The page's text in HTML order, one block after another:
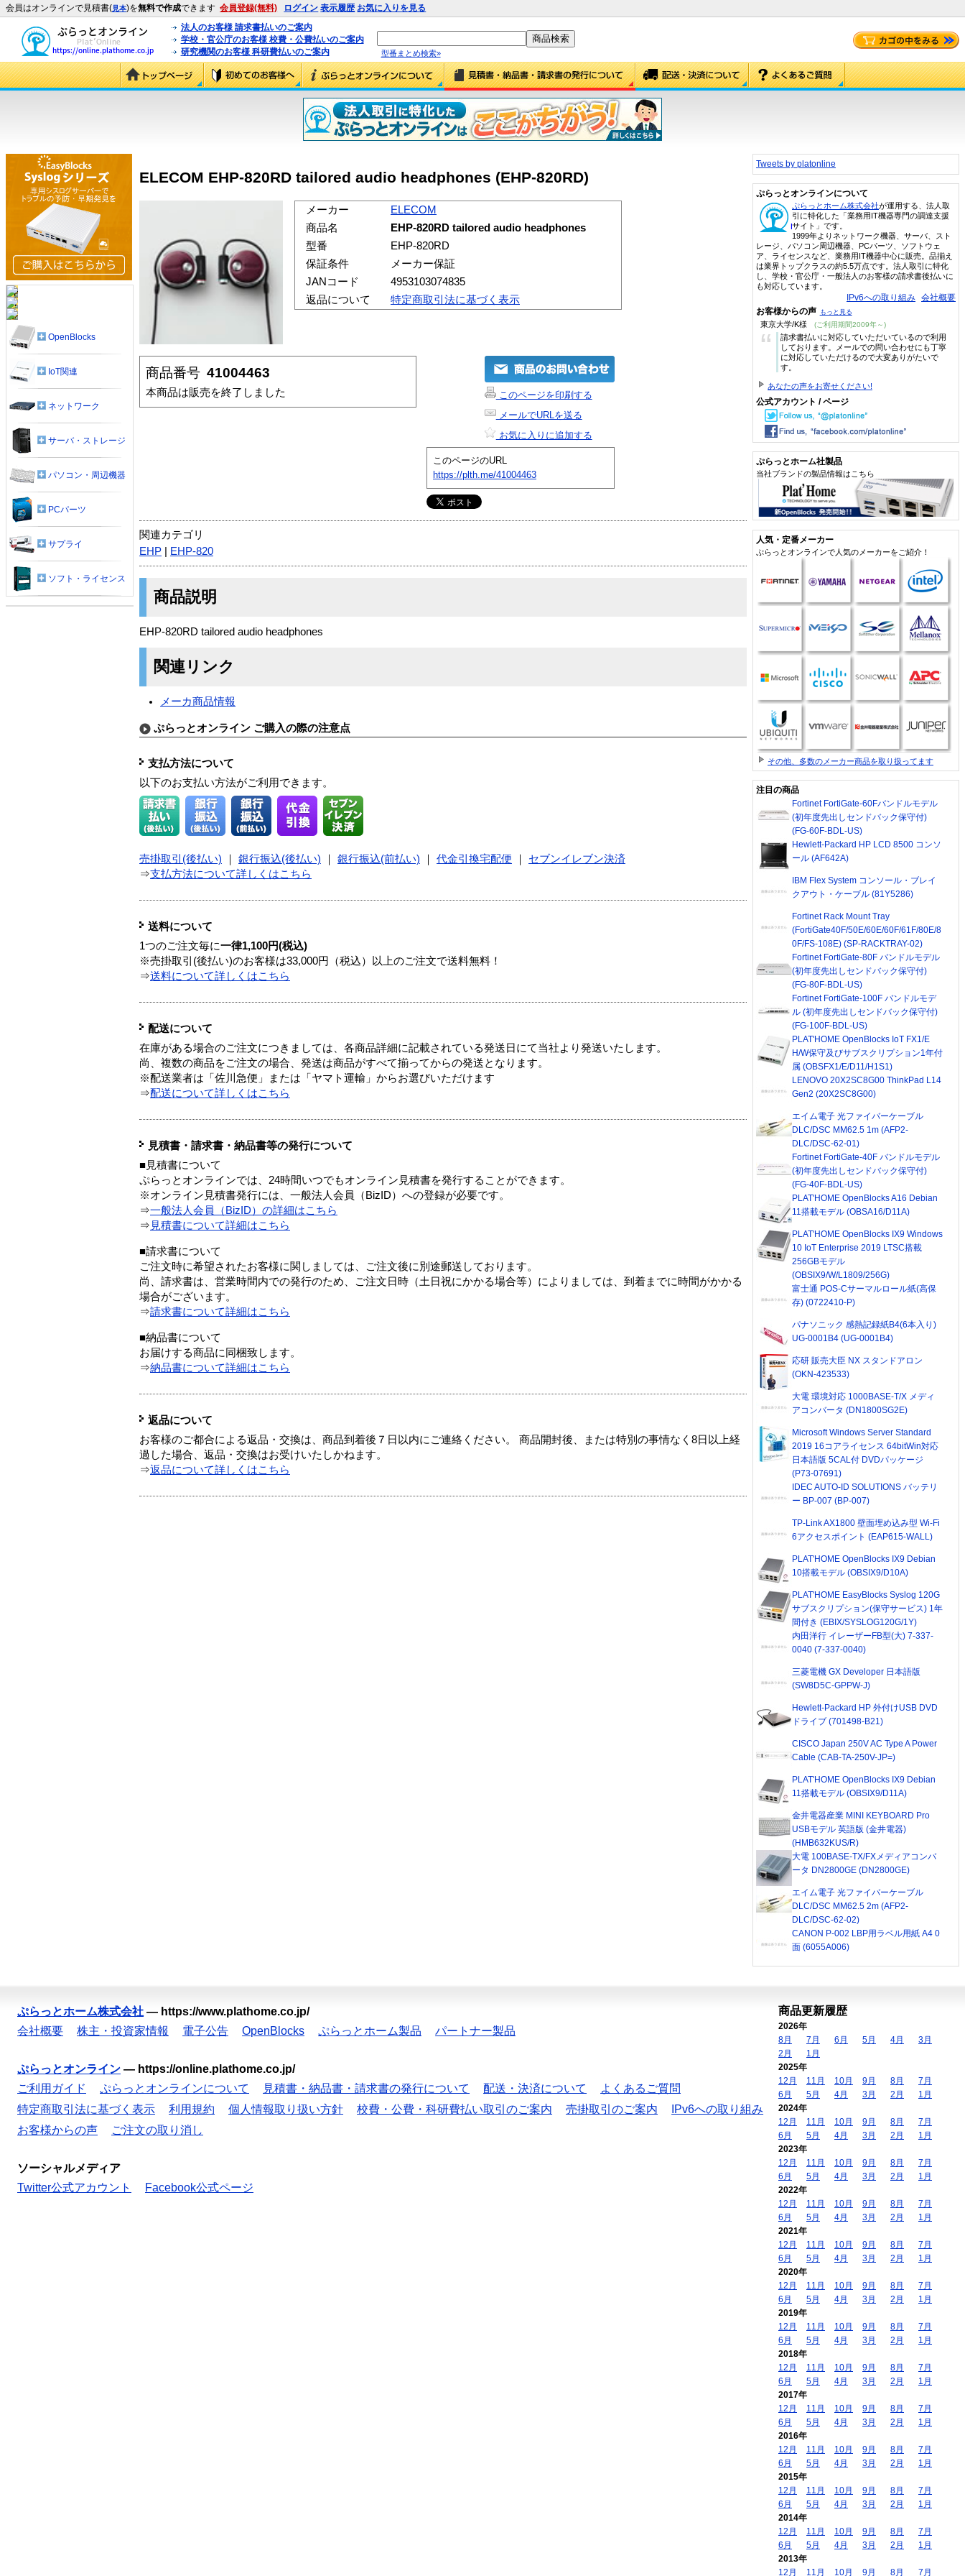
会員はオンラインで見積書(見本)を無料で作成できます 会員登録(無料) ログイン 表示履歴 お気に入りを見る
法人のお客様 請求書払いのご案内
学校・官公庁のお客様 校費・公費払いのご案内
研究機関のお客様 科研費払いのご案内
型番まとめ検索»
ELECOM EHP-820RD tailored audio headphones (EHP-820RD)
メーカー
ELECOM
商品名
EHP-820RD tailored audio headphones
型番
EHP-820RD
保証条件
メーカー保証
JANコード
4953103074835
返品について
特定商取引法に基づく表示
商品番号 41004463
本商品は販売を終了しました
このページを印刷する
メールでURLを送る
お気に入りに追加する
このページのURL
https://plth.me/41004463
関連カテゴリ
EHP
EHP-820
商品説明
EHP-820RD tailored audio headphones
関連リンク
メーカ商品情報
ぷらっとオンライン ご購入の際の注意点
支払方法について
以下のお支払い方法がご利用できます。
売掛取引(後払い) 銀行振込(後払い) 銀行振込(前払い) 代金引換宅配便
セブンイレブン決済
⇒支払方法について詳しくはこちら
送料について
1つのご注文毎に一律1,100円(税込)
※売掛取引(後払い)のお客様は33,000円（税込）以上のご注文で送料無料！
⇒送料について詳しくはこちら
配送について
在庫がある場合のご注文につきましては、各商品詳細に記載されている発送日にて当社より発送いたします。
尚、複数の商品をご注文の場合、発送は商品がすべて揃ってからの発送となります。
※配送業者は「佐川急便」または「ヤマト運輸」からお選びいただけます
⇒配送について詳しくはこちら
見積書・請求書・納品書等の発行について
■見積書について
ぷらっとオンラインでは、24時間いつでもオンライン見積書を発行することができます。
※オンライン見積書発行には、一般法人会員（BizID）への登録が必要です。
⇒一般法人会員（BizID）の詳細はこちら
⇒ 見積書について詳細はこちら
■請求書について
ご注文時に希望されたお客様に関しましては、ご注文後に別途郵送しております。
尚、請求書は、営業時間内での発行のため、ご注文日時（土日祝にかかる場合等）によりましては、到着までに時間がかかる
場合がございます。
⇒請求書について詳細はこちら
■納品書について
お届けする商品に同梱致します。
⇒納品書について詳細はこちら
返品について
お客様のご都合による返品・交換は、商品到着後７日以内にご連絡ください。 商品開封後、または特別の事情なく8日以上経
過した場合、返品・交換はお受けいたしかねます。
⇒返品について詳しくはこちら
OpenBlocks
IoT関連
ネットワーク
サーバ・ストレージ
パソコン・周辺機器
PCパーツ
サプライ
ソフト・ライセンス
Tweets by platonline
ぷらっとオンラインについて
ぷらっとホーム株式会社が運用する、法人取
引に特化した「業務用IT機器専門の調達支援
サイト」です。
1999年よりネットワーク機器、サーバ、スト
レージ、パソコン周辺機器、PCパーツ、ソフトウェ
ア、ライセンスなど、業務用IT機器中心に販売。品揃え
は業界トップクラスの約5.5万点です。法人取引に特化
し、学校・官公庁・一般法人のお客様の請求書後払いに
も対応しています。
IPv6への取り組み 会社概要
お客様からの声 もっと見る
東京大学/K様 (ご利用期間2009年～)
“
請求書払いに対応していただいているので利用
しております。メールでの問い合わせにも丁寧
に対応していただけるので大変ありがたいで
す。
あなたの声をお寄せください!
公式アカウント / ページ
ぷらっとホーム社製品
当社ブランドの製品情報はこちら
人気・定番メーカー
ぷらっとオンラインで人気のメーカーをご紹介！
その他、多数のメーカー商品を取り扱ってます
注目の商品
Fortinet FortiGate-60Fバンドルモデル
(初年度先出しセンドバック保守付)
(FG-60F-BDL-US)
Hewlett-Packard HP LCD 8500 コンソ
ール (AF642A)
IBM Flex System コンソール・ブレイ
クアウト・ケーブル (81Y5286)
Fortinet Rack Mount Tray
(FortiGate40F/50E/60E/60F/61F/80E/8
0F/FS-108E) (SP-RACKTRAY-02)
Fortinet FortiGate-80F バンドルモデル
(初年度先出しセンドバック保守付)
(FG-80F-BDL-US)
Fortinet FortiGate-100F バンドルモデ
ル (初年度先出しセンドバック保守付)
(FG-100F-BDL-US)
PLAT'HOME OpenBlocks IoT FX1/E
H/W保守及びサブスクリプション1年付
属 (OBSFX1/E/D11/H1S1)
LENOVO 20X2SC8G00 ThinkPad L14
Gen2 (20X2SC8G00)
エイム電子 光ファイバーケーブル
DLC/DSC MM62.5 1m (AFP2-
DLC/DSC-62-01)
Fortinet FortiGate-40F バンドルモデル
(初年度先出しセンドバック保守付)
(FG-40F-BDL-US)
PLAT'HOME OpenBlocks A16 Debian
11搭載モデル (OBSA16/D11A)
PLAT'HOME OpenBlocks IX9 Windows
10 IoT Enterprise 2019 LTSC搭載
256GBモデル
(OBSIX9/W/L1809/256G)
富士通 POS-Cサーマルロール紙(高保
存) (0722410-P)
パナソニック 感熱記録紙B4(6本入り)
UG-0001B4 (UG-0001B4)
応研 販売大臣 NX スタンドアロン
(OKN-423533)
大電 環境対応 1000BASE-T/X メディ
アコンバータ (DN1800SG2E)
Microsoft Windows Server Standard
2019 16コアライセンス 64bitWin対応
日本語版 5CAL付 DVDパッケージ
(P73-07691)
IDEC AUTO-ID SOLUTIONS バッテリ
ー BP-007 (BP-007)
TP-Link AX1800 壁面埋め込み型 Wi-Fi
6アクセスポイント (EAP615-WALL)
PLAT'HOME OpenBlocks IX9 Debian
10搭載モデル (OBSIX9/D10A)
PLAT'HOME EasyBlocks Syslog 120G
サブスクリプション(保守サービス) 1年
間付き (EBIX/SYSLOG120G/1Y)
内田洋行 イレーザーFB型(大) 7-337-
0040 (7-337-0040)
三菱電機 GX Developer 日本語版
(SW8D5C-GPPW-J)
Hewlett-Packard HP 外付けUSB DVD
ドライブ (701498-B21)
CISCO Japan 250V AC Type A Power
Cable (CAB-TA-250V-JP=)
PLAT'HOME OpenBlocks IX9 Debian
11搭載モデル (OBSIX9/D11A)
金井電器産業 MINI KEYBOARD Pro
USBモデル 英語版 (金井電器)
(HMB632KUS/R)
大電 100BASE-TX/FXメディアコンバ
ータ DN2800GE (DN2800GE)
エイム電子 光ファイバーケーブル
DLC/DSC MM62.5 2m (AFP2-
DLC/DSC-62-02)
CANON P-002 LBP用ラベル用紙 A4 0
面 (6055A006)
ぷらっとホーム株式会社 — https://www.plathome.co.jp/
会社概要
株主・投資家情報 電子公告 OpenBlocks ぷらっとホーム製品 パートナー製品
ぷらっとオンライン — https://online.plathome.co.jp/
ご利用ガイド
ぷらっとオンラインについて 見積書・納品書・請求書の発行について 配送・決済について
よくあるご質問
特定商取引法に基づく表示
利用規約 個人情報取り扱い方針 校費・公費・科研費払い取引のご案内 売掛取引のご案内
IPv6への取り組み
お客様からの声
ご注文の取り消し
ソーシャルメディア
Twitter公式アカウント
Facebook公式ページ
商品更新履歴
2026年
8月
7月 6月 5月 4月
3月
2月
1月
2025年
12月
11月 10月 9月 8月
7月
6月
5月 4月 3月 2月
1月
2024年
12月
11月 10月 9月 8月
7月
6月
5月 4月 3月 2月
1月
2023年
12月
11月 10月 9月 8月
7月
6月
5月 4月 3月 2月
1月
2022年
12月
11月 10月 9月 8月
7月
6月
5月 4月 3月 2月
1月
2021年
12月
11月 10月 9月 8月
7月
6月
5月 4月 3月 2月
1月
2020年
12月
11月 10月 9月 8月
7月
6月
5月 4月 3月 2月
1月
2019年
12月
11月 10月 9月 8月
7月
6月
5月 4月 3月 2月
1月
2018年
12月
11月 10月 9月 8月
7月
6月
5月 4月 3月 2月
1月
2017年
12月
11月 10月 9月 8月
7月
6月
5月 4月 3月 2月
1月
2016年
12月
11月 10月 9月 8月
7月
6月
5月 4月 3月 2月
1月
2015年
12月
11月 10月 9月 8月
7月
6月
5月 4月 3月 2月
1月
2014年
12月
11月 10月 9月 8月
7月
6月
5月 4月 3月 2月
1月
2013年
12月
11月 10月 9月 8月 7月